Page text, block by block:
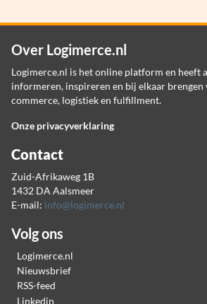
Over Logimerce.nl
Logimerce.nl is het online platform en heeft
informeren, inspireren en bij elkaar brengen
commerce, logistiek en fulfillment.
Onze privacyverklaring
Contact
Zuid-Afrikaweg 1B
1432 DA Aalsmeer
E-mail: info@logimerce.nl
Volg ons
Logimerce.nl
Nieuwsbrief
RSS-feed
Linkedin